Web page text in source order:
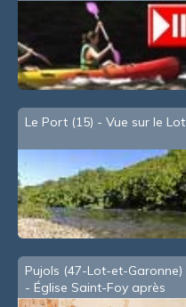
Le Port (15) - Vue sur le Lot
Pujols (47-Lot-et-Garonne)
- Église Saint-Foy après